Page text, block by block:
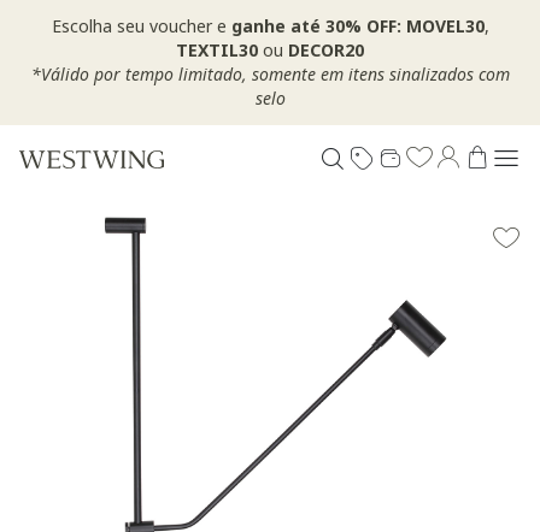
Escolha seu voucher e ganhe até 30% OFF: MOVEL30,
TEXTIL30 ou DECOR20
*Válido por tempo limitado, somente em itens sinalizados com
selo